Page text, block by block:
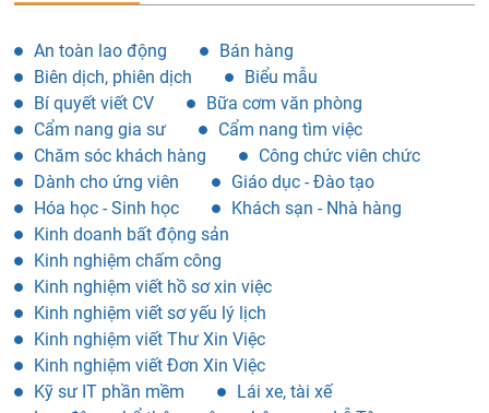
An toàn lao động
Bán hàng
Biên dịch, phiên dịch
Biểu mẫu
Bí quyết viết CV
Bữa cơm văn phòng
Cẩm nang gia sư
Cẩm nang tìm việc
Chăm sóc khách hàng
Công chức viên chức
Dành cho ứng viên
Giáo dục - Đào tạo
Hóa học - Sinh học
Khách sạn - Nhà hàng
Kinh doanh bất động sản
Kinh nghiệm chấm công
Kinh nghiệm viết hồ sơ xin việc
Kinh nghiệm viết sơ yếu lý lịch
Kinh nghiệm viết Thư Xin Việc
Kinh nghiệm viết Đơn Xin Việc
Kỹ sư IT phần mềm
Lái xe, tài xế